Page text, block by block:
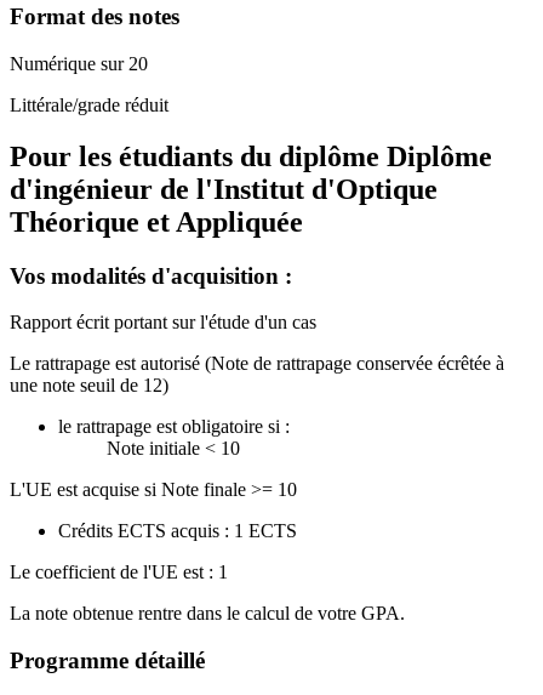
Format des notes
Numérique sur 20
Littérale/grade réduit
Pour les étudiants du diplôme Diplôme
d'ingénieur de l'Institut d'Optique
Théorique et Appliquée
Vos modalités d'acquisition :
Rapport écrit portant sur l'étude d'un cas
Le rattrapage est autorisé (Note de rattrapage conservée écrêtée à
une note seuil de 12)
le rattrapage est obligatoire si :
Note initiale < 10
L'UE est acquise si Note finale >= 10
Crédits ECTS acquis : 1 ECTS
Le coefficient de l'UE est : 1
La note obtenue rentre dans le calcul de votre GPA.
Programme détaillé